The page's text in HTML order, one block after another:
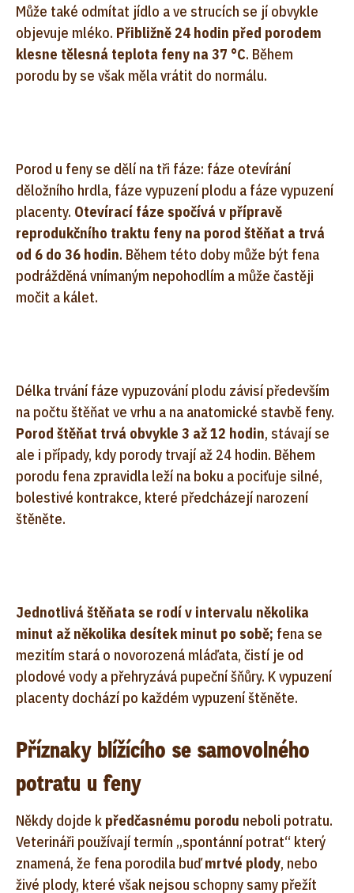
Může také odmítat jídlo a ve strucích se jí obvykle
objevuje mléko. Přibližně 24 hodin před porodem
klesne tělesná teplota feny na 37 °C. Během
porodu by se však měla vrátit do normálu.
Porod u feny se dělí na tři fáze: fáze otevírání
děložního hrdla, fáze vypuzení plodu a fáze vypuzení
placenty. Otevírací fáze spočívá v přípravě
reprodukčního traktu feny na porod štěňat a trvá
od 6 do 36 hodin. Během této doby může být fena
podrážděná vnímaným nepohodlím a může častěji
močit a kálet.
Délka trvání fáze vypuzování plodu závisí především
na počtu štěňat ve vrhu a na anatomické stavbě feny.
Porod štěňat trvá obvykle 3 až 12 hodin, stávají se
ale i případy, kdy porody trvají až 24 hodin. Během
porodu fena zpravidla leží na boku a pociťuje silné,
bolestivé kontrakce, které předcházejí narození
štěněte.
Jednotlivá štěňata se rodí v intervalu několika
minut až několika desítek minut po sobě; fena se
mezitím stará o novorozená mláďata, čistí je od
plodové vody a přehryzává pupeční šňůry. K vypuzení
placenty dochází po každém vypuzení štěněte.
Příznaky blížícího se samovolného
potratu u feny
Někdy dojde k předčasnému porodu neboli potratu.
Veterináři používají termín „spontánní potrat“ který
znamená, že fena porodila buďmrtvé plody, nebo
živé plody, které však nejsou schopny samy přežít